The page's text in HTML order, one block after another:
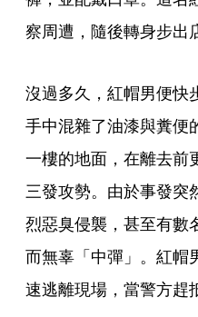
察周遭，隨後轉身步出
沒過多久，紅帽男便快
手中混雜了油漆與糞便
一樓的地面，在離去前
三發攻勢。由於事發突
烈惡臭侵襲，甚至有數
而無辜「中彈」。紅帽
速逃離現場，當警方趕